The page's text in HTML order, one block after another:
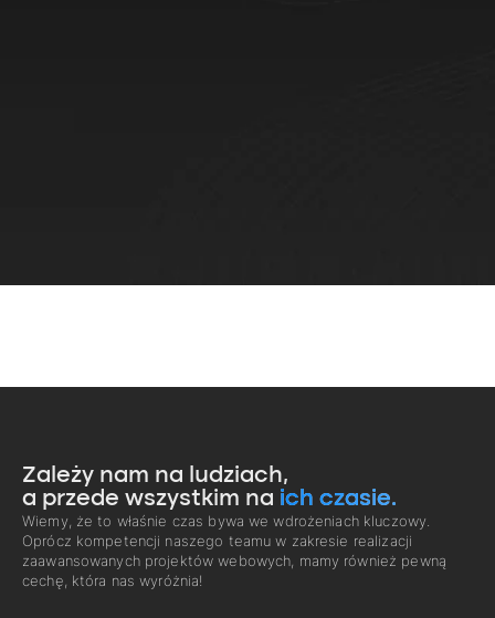
Zależy nam na ludziach,
a przede wszystkim na ich czasie.
Wiemy, że to właśnie czas bywa we wdrożeniach kluczowy.
Oprócz kompetencji naszego teamu w zakresie realizacji
zaawansowanych projektów webowych, mamy również pewną
cechę, która nas wyróżnia!